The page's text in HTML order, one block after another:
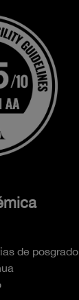
de posgrado